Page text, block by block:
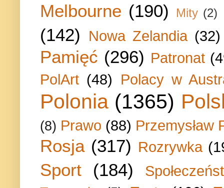
Melbourne (190) Mity (2)
(142) Nowa Zelandia (32)
Pamięć (296) Patronat
PolArt (48) Polacy w
Polonia (1365)
(8) Prawo (88) Przemysław
Rosja (317) Rozrywka
Sport (184)